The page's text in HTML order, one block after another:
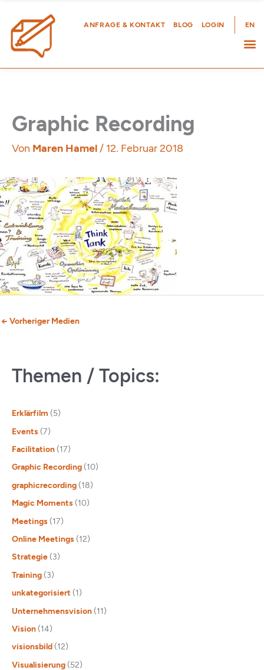
Inhalt
springen
ANFRAGE & KONTAKT BLOG LOGIN EN
Graphic Recording
Von Maren Hamel/ 12. Februar 2018
← Vorheriger Medien
Themen / Topics:
Erklärfilm (5)
Events (7)
Facilitation (17)
Graphic Recording (10)
graphicrecording (18)
Magic Moments (10)
Meetings (17)
Online Meetings (12)
Strategie (3)
Training (3)
unkategorisiert (1)
Unternehmensvision (11)
Vision (14)
visionsbild (12)
Visualisierung (52)